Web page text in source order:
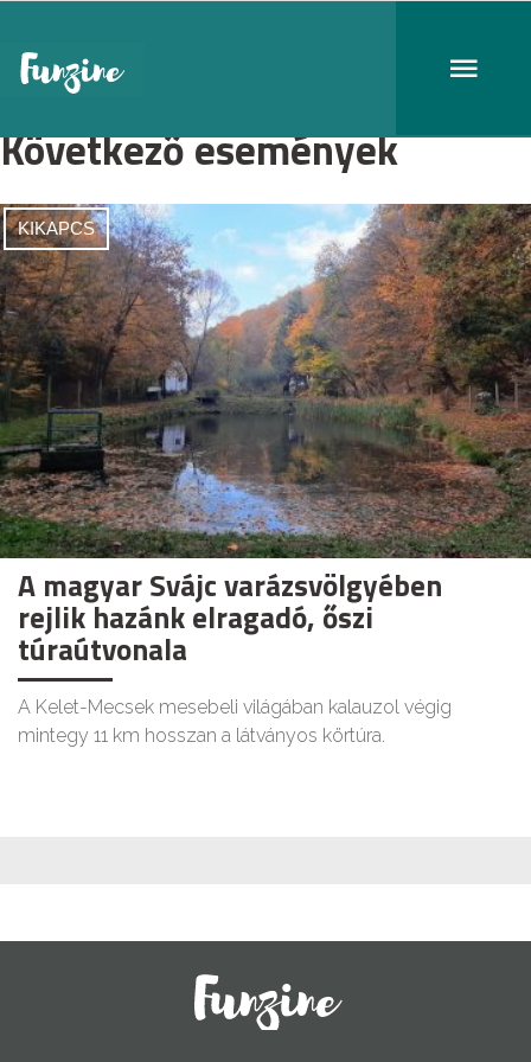
Következő események
KIKAPCS
A magyar Svájc varázsvölgyében
rejlik hazánk elragadó, őszi
túraútvonala
A Kelet-Mecsek mesebeli világában kalauzol végig
mintegy 11 km hosszan a látványos körtúra.